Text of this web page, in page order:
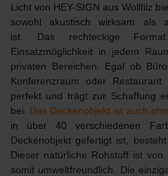
Licht von HEY-SIGN aus Wollfilz
sowohl akustisch wirksam als
ist. Das rechteckige
Einsatzmöglichkeit in jedem
privaten Bereichen. Egal ob
Konferenzraum oder
perfekt und trägt zur Schaffung
bei. Das Deckenobjekt ist auch
in über 40 verschiedenen
Deckenobjekt gefertigt ist,
Dieser natürliche Rohstoff ist
somit umweltfreundlich . Die